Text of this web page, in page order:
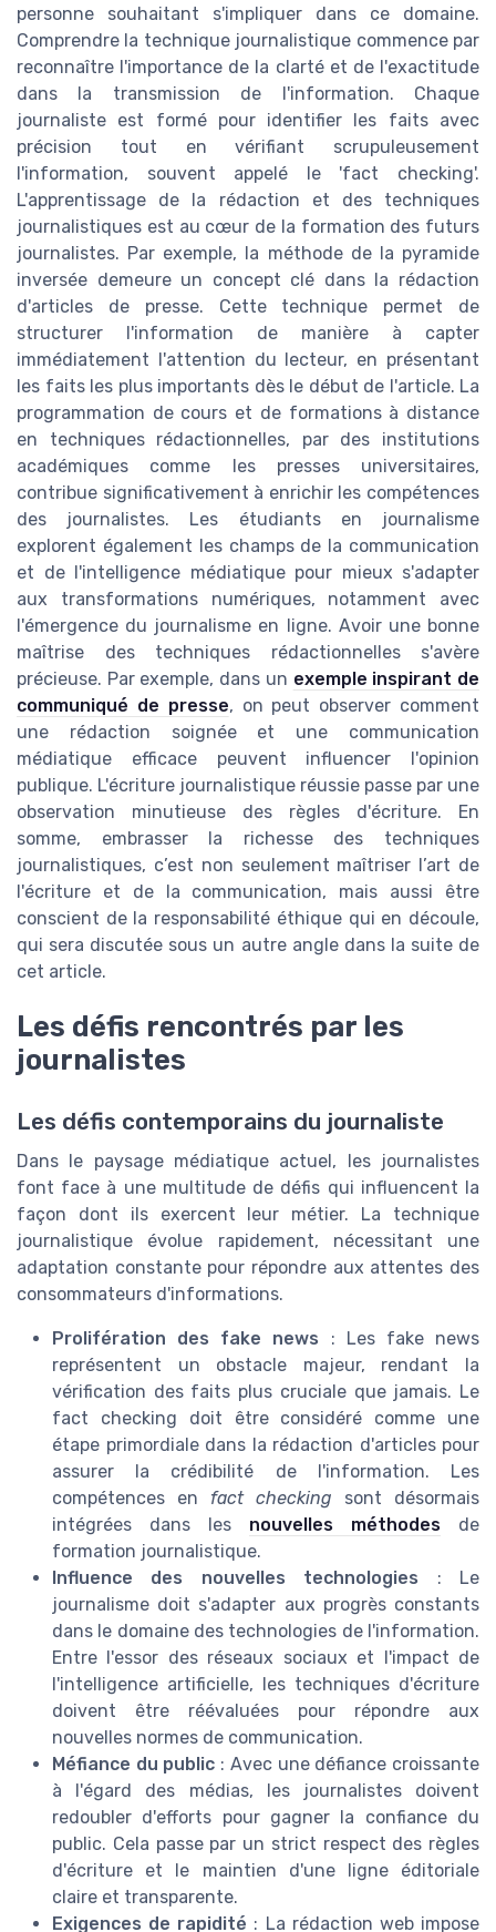
personne souhaitant s'impliquer dans ce domaine.
Comprendre la technique journalistique commence par
reconnaître l'importance de la clarté et de l'exactitude
dans la transmission de l'information. Chaque
journaliste est formé pour identifier les faits avec
précision tout en vérifiant scrupuleusement
l'information, souvent appelé le 'fact checking'.
L'apprentissage de la rédaction et des techniques
journalistiques est au cœur de la formation des futurs
journalistes. Par exemple, la méthode de la pyramide
inversée demeure un concept clé dans la rédaction
d'articles de presse. Cette technique permet de
structurer l'information de manière à capter
immédiatement l'attention du lecteur, en présentant
les faits les plus importants dès le début de l'article. La
programmation de cours et de formations à distance
en techniques rédactionnelles, par des institutions
académiques comme les presses universitaires,
contribue significativement à enrichir les compétences
des journalistes. Les étudiants en journalisme
explorent également les champs de la communication
et de l'intelligence médiatique pour mieux s'adapter
aux transformations numériques, notamment avec
l'émergence du journalisme en ligne. Avoir une bonne
maîtrise des techniques rédactionnelles s'avère
précieuse. Par exemple, dans un exemple inspirant de
communiqué de presse, on peut observer comment
une rédaction soignée et une communication
médiatique efficace peuvent influencer l'opinion
publique. L'écriture journalistique réussie passe par une
observation minutieuse des règles d'écriture. En
somme, embrasser la richesse des techniques
journalistiques, c’est non seulement maîtriser l’art de
l'écriture et de la communication, mais aussi être
conscient de la responsabilité éthique qui en découle,
qui sera discutée sous un autre angle dans la suite de
cet article.
Les défis rencontrés par les
journalistes
Les défis contemporains du journaliste
Dans le paysage médiatique actuel, les journalistes
font face à une multitude de défis qui influencent la
façon dont ils exercent leur métier. La technique
journalistique évolue rapidement, nécessitant une
adaptation constante pour répondre aux attentes des
consommateurs d'informations.
Prolifération des fake news : Les fake news
représentent un obstacle majeur, rendant la
vérification des faits plus cruciale que jamais. Le
fact checking doit être considéré comme une
étape primordiale dans la rédaction d'articles pour
assurer la crédibilité de l'information. Les
compétences en fact checking sont désormais
intégrées dans les nouvelles méthodes de
formation journalistique.
Influence des nouvelles technologies : Le
journalisme doit s'adapter aux progrès constants
dans le domaine des technologies de l'information.
Entre l'essor des réseaux sociaux et l'impact de
l'intelligence artificielle, les techniques d'écriture
doivent être réévaluées pour répondre aux
nouvelles normes de communication.
Méfiance du public : Avec une défiance croissante
à l'égard des médias, les journalistes doivent
redoubler d'efforts pour gagner la confiance du
public. Cela passe par un strict respect des règles
d'écriture et le maintien d'une ligne éditoriale
claire et transparente.
Exigences de rapidité : La rédaction web impose